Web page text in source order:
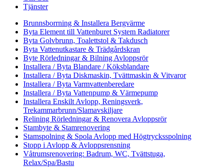
Tjänster
Brunnsborrning & Installera Bergvärme
Byta Element till Vattenburet System Radiatorer
Byta Golvbrunn, Toalettstol & Takdusch
Byta Vattenutkastare & Trädgårdskran
Byte Rörledningar & Bilning Avloppsrör
Installera / Byta Blandare / Köksblandare
Installera / Byta Diskmaskin, Tvättmaskin & Vitvaror
Installera / Byta Varmvattenberedare
Installera / Byta Vattenpump & Värmepump
Installera Enskilt Avlopp, Reningsverk,
Trekammarbrunn/Slamavskiljare
Relining Rörledningar & Renovera Avloppsrör
Stambyte & Stamrenovering
Stamspolning & Spola Avlopp med Högtrycksspolning
Stopp i Avlopp & Avloppsrensning
Våtrumsrenovering: Badrum, WC, Tvättstuga,
Relax/Spa/Bastu